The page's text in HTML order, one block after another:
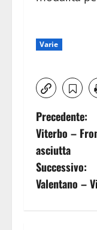
Varie
N
a
v
i
Precedente:
Viterbo –
asciutta
Successivo:
Valentano –